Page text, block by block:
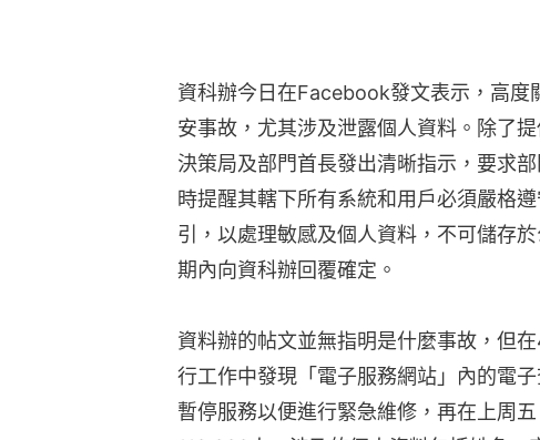
資科辦今日在Facebook發文表示，高度
安事故，尤其涉及泄露個人資料。除了
決策局及部門首長發出清晰指示，要求
時提醒其轄下所有系統和用戶必須嚴格
引，以處理敏感及個人資料，不可儲存
期內向資科辦回覆確定。
資料辦的帖文並無指明是什麼事故，但
行工作中發現「電子服務網站」內的電
暫停服務以便進行緊急維修，再在上周